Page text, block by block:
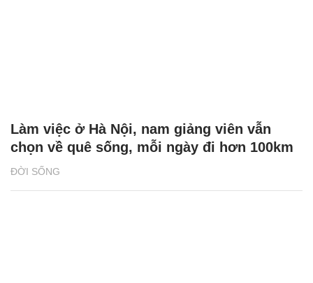
ĐỜI SỐNG
Làm việc ở Hà Nội, nam giảng viên vẫn
chọn về quê sống, mỗi ngày đi hơn 100km